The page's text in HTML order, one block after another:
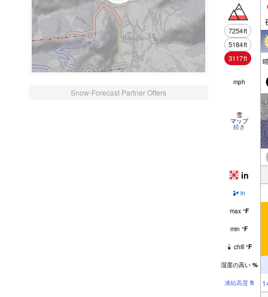
Snow-Forecast Partner Offers
7254ft
5184ft
3117ft
mph
雪
マップ
続き
in
in
max °F
min °F
chill °F
湿度の高い %
凍結高度 ft